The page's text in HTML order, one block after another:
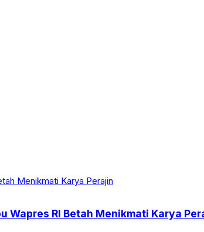
Wapres RI Betah Menikmati Karya